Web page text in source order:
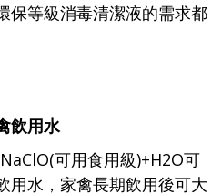
保等級消毒清潔液的需求都
飲用水
可用食用級)+H2O可
用水，家禽長期飲用後可大